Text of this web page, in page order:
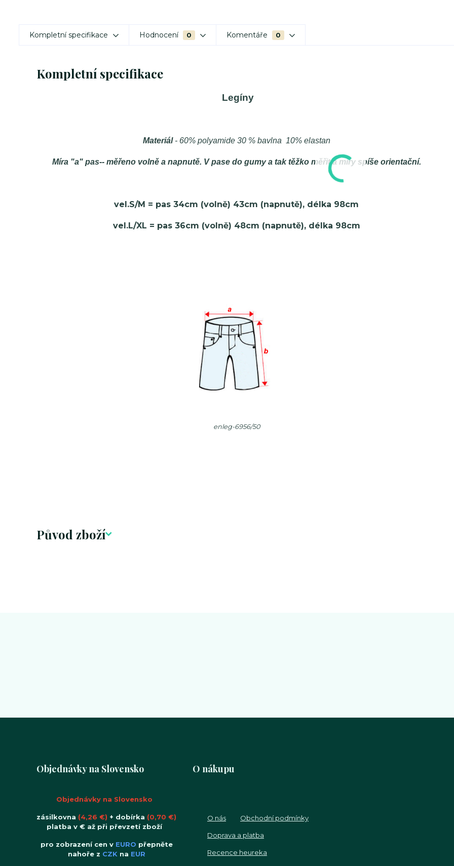
Kompletní specifikace Hodnocení 0 Komentáře 0
Kompletní specifikace
Legíny
Materiál- 60% polyamide 30 % bavlna 10% elastan
Míra "a" pas-- měřeno volně a napnutě. V pase do gumy a tak těžko měřit a míry spíše orientační.
vel.S/M = pas 34cm (volně) 43cm (napnutě), délka 98cm
vel.L/XL = pas 36cm (volně) 48cm (napnutě), délka 98cm
enleg-6956/50
Původ zboží
Objednávky na Slovensko
Objednávky na Slovensko
zásilkovna (4,26 €) + dobírka (0,70 €)
platba v € až při převzetí zboží
pro zobrazení cen v EURO přepněte
nahoře z CZK na EUR
O nákupu
O nás Obchodní podmínky
Doprava a platba
Recence heureka